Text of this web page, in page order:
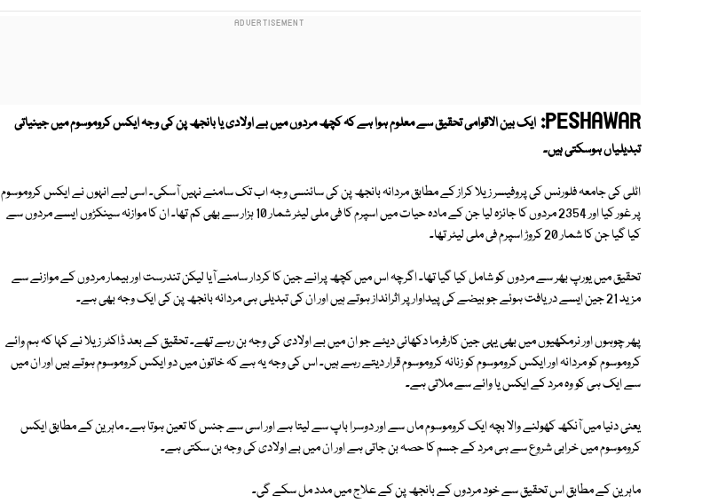
PESHAWAR: ایک بین الاقوامی تحقیق سے معلوم ہوا ہے کہ کچھ مردوں میں بے اولادی یا بانجھ پن کی وجہ ایکس کروموسوم میں جینیاتی
تبدیلیاں ہوسکتی ہیں۔
اٹلی کی جامعہ فلورنس کی پروفیسر زیلا کراز کے مطابق مردانہ بانجھ پن کی سائنسی وجہ اب تک سامنے نہیں آسکی۔ اسی لیے انہوں نے ایکس کروموسوم
پر غور کیا اور 2354 مردوں کا جائزہ لیا جن کے مادہ حیات میں اسپرم کا فی ملی لیٹر شمار 10 ہزار سے بھی کم تھا۔ ان کا موازنہ سینکڑوں ایسے مردوں سے
کیا گیا جن کا شمار 20 کروڑ اسپرم فی ملی لیٹر تھا۔
تحقیق میں یورپ بھر سے مردوں کو شامل کیا گیا تھا۔ اگرچہ اس میں کچھ پرانے جین کا کردار سامنے آیا لیکن تندرست اور بیمار مردوں کے موازنے سے
مزید 21 جین ایسے دریافت ہوئے جو بیضے کی پیداوار پر اثرانداز ہوتے ہیں اور ان کی تبدیلی ہی مردانہ بانجھ پن کی ایک وجہ بھی ہے۔
پھر چوہوں اور نرمکھیوں میں بھی یہی جین کارفرما دکھائی دیئے جو ان میں بے اولادی کی وجہ بن رہے تھے۔ تحقیق کے بعد ڈاکٹر زیلا نے کہا کہ ہم وائے
کروموسوم کو مردانہ اور ایکس کروموسوم کو زنانہ کروموسوم قرار دیتے رہے ہیں۔ اس کی وجہ یہ ہے کہ خاتون میں دو ایکس کروموسوم ہوتے ہیں اور ان میں
سے ایک ہی کو وہ مرد کے ایکس یا وائے سے ملاتی ہے۔
یعنی دنیا میں آنکھ کھولنے والا بچہ ایک کروموسوم ماں سے اور دوسرا باپ سے لیتا ہے اور اسی سے جنس کا تعین ہوتا ہے۔ ماہرین کے مطابق ایکس
کروموسوم میں خرابی شروع سے ہی مرد کے جسم کا حصہ بن جاتی ہے اور ان میں بے اولادی کی وجہ بن سکتی ہے۔
ماہرین کے مطابق اس تحقیق سے خود مردوں کے بانجھ پن کے علاج میں مدد مل سکے گی۔